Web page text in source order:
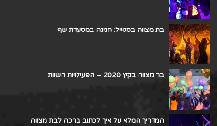
בת מצווה בסטייל: חגיגה במסעדת שף
בר מצווה בקיץ 2020 – הפעילויות השוות
המדריך המלא על איך לכתוב ברכה לבת מצווה